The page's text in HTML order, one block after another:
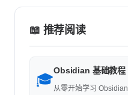
📖 推荐阅读
🎓
Obsidian 基础教程
从零开始学习 Obsidian